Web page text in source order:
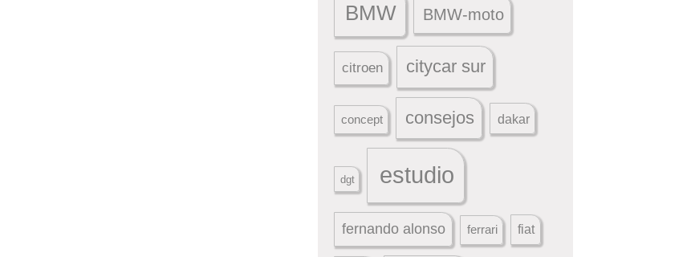
BMW BMW-moto
citroen citycar sur
concept consejos dakar
dgt estudio
fernando alonso ferrari fiat